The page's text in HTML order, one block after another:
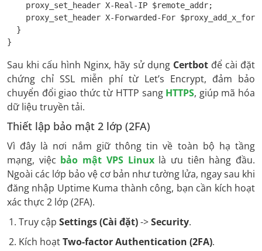
    proxy_set_header X-Real-IP $remote_addr;
proxy_set_header X-Forwarded-For
  }
}
Sau khi cấu hình Nginx, hãy sử dụng Certbotđể cài đặt
chứng chỉ SSL miễn phí từ Let’s Encrypt, đảm bảo
chuyển đổi giao thức từ HTTP sang HTTPS, giúp mã hóa
dữ liệu truyền tải.
Thiết lập bảo mật 2 lớp (2FA)
Vì đây là nơi nắm giữ thông tin về toàn bộ hạ tầng
mạng, việc bảo mật VPS Linuxlà ưu tiên hàng đầu.
Ngoài các lớp bảo vệ cơ bản như tường lửa, ngay sau khi
đăng nhập Uptime Kuma thành công, bạn cần kích hoạt
xác thực 2 lớp (2FA).
Truy cập Settings (Cài đặt)->Security.
Kích hoạtTwo-factor Authentication (2FA).